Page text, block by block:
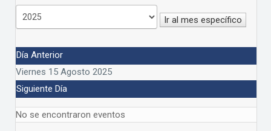
Ir al mes específico
Día Anterior
Viernes 15 Agosto 2025
Siguiente Día
No se encontraron eventos